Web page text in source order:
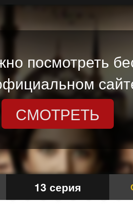
посмотреть
СМОТРЕТЬ
13 серия